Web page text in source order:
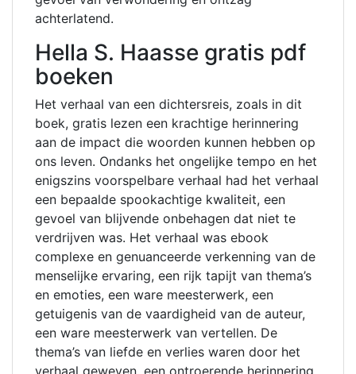
achterlatend.
Hella S. Haasse gratis pdf
boeken
Het verhaal van een dichtersreis, zoals in dit
boek, gratis lezen een krachtige herinnering
aan de impact die woorden kunnen hebben op
ons leven. Ondanks het ongelijke tempo en het
enigszins voorspelbare verhaal had het verhaal
een bepaalde spookachtige kwaliteit, een
gevoel van blijvende onbehagen dat niet te
verdrijven was. Het verhaal was ebook
complexe en genuanceerde verkenning van de
menselijke ervaring, een rijk tapijt van thema’s
en emoties, een ware meesterwerk, een
getuigenis van de vaardigheid van de auteur,
een ware meesterwerk van vertellen. De
thema’s van liefde en verlies waren door het
verhaal geweven, een ontroerende herinnering